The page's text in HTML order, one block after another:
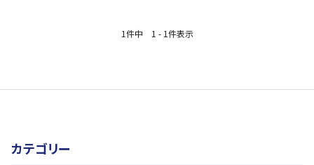
1件中 1 - 1件表示
カテゴリー